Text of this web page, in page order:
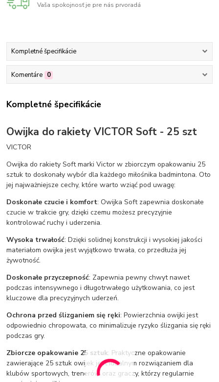
Vaša spokojnosť je pre nás prvoradá
Kompletné špecifikácie
Komentáre 0
Kompletné špecifikácie
Owijka do rakiety VICTOR Soft - 25 szt
VICTOR
Owijka do rakiety Soft marki Victor w zbiorczym opakowaniu 25
sztuk to doskonały wybór dla każdego miłośnika badmintona. Oto
jej najważniejsze cechy, które warto wziąć pod uwagę:
Doskonałe czucie i komfort: Owijka Soft zapewnia doskonałe
czucie w trakcie gry, dzięki czemu możesz precyzyjnie
kontrolować ruchy i uderzenia.
Wysoka trwałość: Dzięki solidnej konstrukcji i wysokiej jakości
materiałom owijka jest wyjątkowo trwała, co przedłuża jej
żywotność.
Doskonałe przyczepność: Zapewnia pewny chwyt nawet
podczas intensywnego i długotrwałego użytkowania, co jest
kluczowe dla precyzyjnych uderzeń.
Ochrona przed ślizganiem się ręki: Powierzchnia owijki jest
odpowiednio chropowata, co minimalizuje ryzyko ślizgania się ręki
podczas gry.
Zbiorcze opakowanie 25 sztuk: Praktyczne opakowanie
zawierające 25 sztuk owijek jest idealnym rozwiązaniem dla
klubów sportowych, trenerów oraz graczy, którzy regularnie